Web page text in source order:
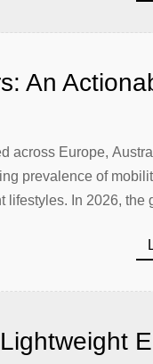
An
across Europe,
prevalence of
In 2026, the